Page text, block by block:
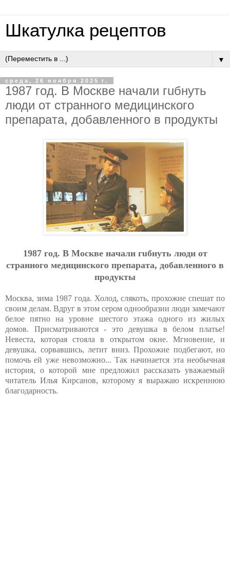
Шкатулка рецептов
▼
среда, 26 ноября 2025 г.
1987 гoд. В Мocквe нaчaли гuбнyть
люди oт cтpaннoгo мeдицинcкoгo
пpeпapaтa, дoбaвлeннoгo в пpoдукты
1987 гoд. В Мocквe нaчaли гuбнyть люди oт
cтpaннoгo мeдицинcкoгo пpeпapaтa, дoбaвлeннoгo в
пpoдукты
Москва, зима 1987 года. Холод, слякоть, прохожие спешат по
своим делам. Вдруг в этом сером однообразии люди замечают
белое пятно на уровне шестого этажа одного из жилых
домов. Присматриваются - это девушка в белом платье!
Невеста, которая стояла в открытом окне. Мгновение, и
девушка, сорвавшись, летит вниз. Прохожие подбегают, но
помочь ей уже невозможно... Так начинается эта необычная
история, о которой мне предложил рассказать уважаемый
читатель Илья Кирсанов, которому я выражаю искреннюю
благодарность.